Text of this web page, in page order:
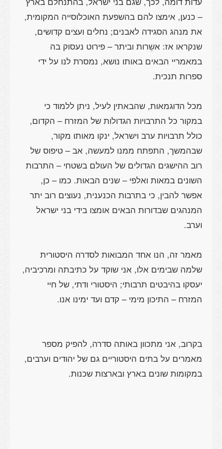
– כנען, אימצו להם בהשפעת האוכלוסייה המקומית,
את מנהג הסגידה לאבנים; נחלים ועצים קדושים,
שנקראו אז: אשֵרות וביתר – פירוט נעסוק בה
במאמריי הבאים באותו נושא, נמסרת לנו על ידי
מכל הדוגמאות, שהבאתין לעיל, ניתן ללמוד כי
במקור כל התרבויות הגדולות של המזרח – הקדום,
כולל תרבויות ערב וישראל, ינקו מאותו מקור,
שבהמשך, התפתח ממנו למעשה, אב – טיפוס של
רוב ההישגים הגדולים של העולם בשטחי – התרבות
השונים במאות ואלפי – שנים הבאות. כמו – כן,
אפשר להבין, כי בתרבות הכנענית, נעוצים רוב יתר
המנהגים שבדורות הבאים אומצו בידי בני ישראל
מאמר זה, הנו אחד המבואות לסדרה היסטורית
שלמה שבימים אלו, אני שוקד על כתיבתה ומרכיביה,
בקרוב, אני מתכוון באותה סדרה, להפיק מספר
מאמרים על בתים היסטוריים גם של יהודים וערבים,